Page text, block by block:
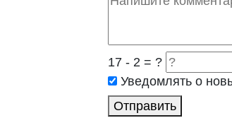
17 - 2 = ?
Уведомлять о
Отправить